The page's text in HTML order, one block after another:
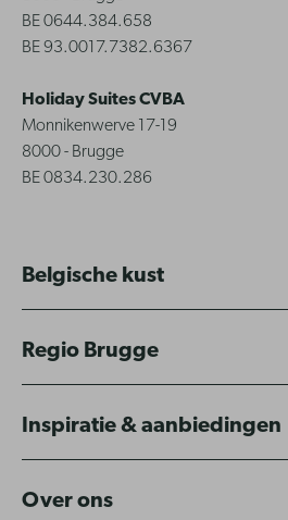
BE 0644.384.658
BE 93.0017.7382.6367
Holiday Suites CVBA
Monnikenwerve 17-19
8000 - Brugge
BE 0834.230.286
Belgische kust
Regio Brugge
Inspiratie & aanbiedingen
Over ons